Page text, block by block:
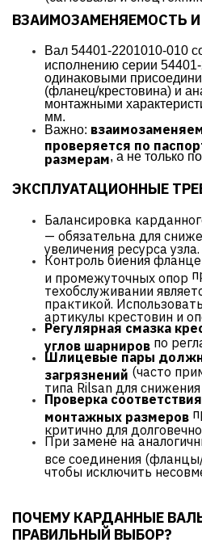
ВЗАИМОЗАМЕНЯЕМОСТЬ
Вал 54401-2201010-010
исполнению серии
одинаковыми
(фланец/крестовина) и
монтажными
мм.
Важно:
проверяется по
размерам, а не только
ЭКСПЛУАТАЦИОННЫЕ
Балансировка
— обязательна для
увеличения ресурса узла.
Контроль биения
и промежуточных опор
техобслуживании
практикой.
артикулы крестовин и
Регулярная смазка
углов шарниров по
Шлицевые пары
загрязнений (часто
типа Rilsan для снижения
Проверка
монтажных размеров
критично для
При замене на
все соединения
чтобы исключить
ПОЧЕМУ КАРДАННЫЕ
ПРАВИЛЬНЫЙ ВЫБОР?